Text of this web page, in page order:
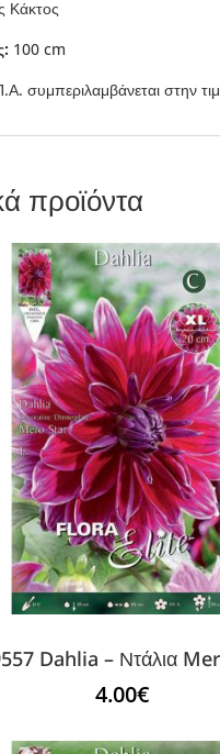
Κάκτος
100 cm
συμπεριλαμβάνεται στην
προϊόντα
Dahlia – Ντάλια
4.00€